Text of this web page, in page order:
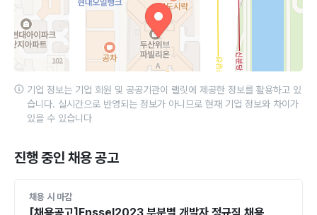
기업 정보는 기업 회원 및 공공기관이 랠릿에 제공한 정보를 활용하고 있
습니다. 실시간으로 반영되는 정보가 아니므로 현재 기업 정보와 차이가
있을 수 있습니다
진행 중인 채용 공고
채용 시 마감